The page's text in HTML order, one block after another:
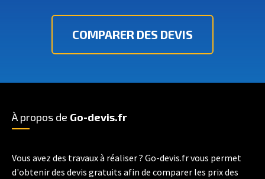
COMPARER DES DEVIS
À propos de Go-devis.fr
Vous avez des travaux à réaliser ? Go-devis.fr vous permet
d'obtenir des devis gratuits afin de comparer les prix des